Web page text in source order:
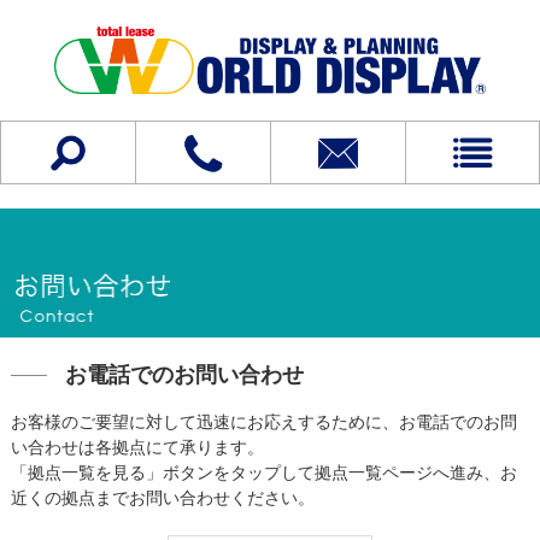
お電話でのお問い合わせ
お客様のご要望に対して迅速にお応えするために、お電話でのお問
い合わせは各拠点にて承ります。
「拠点一覧を見る」ボタンをタップして拠点一覧ページへ進み、お
近くの拠点までお問い合わせください。